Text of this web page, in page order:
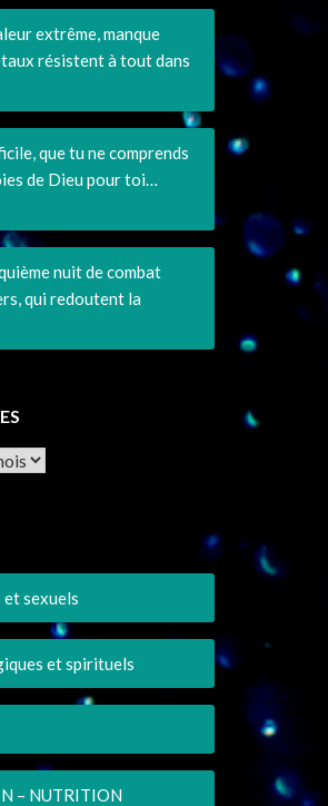
extrême, manque
résistent à tout dans
que tu ne comprends
de Dieu pour toi…
nuit de combat
qui redoutent la
et sexuels
et spirituels
– NUTRITION